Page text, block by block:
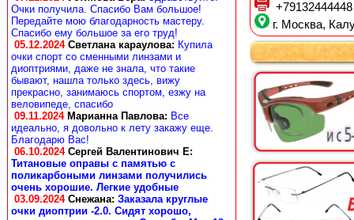
Очки получила. Спасибо Вам большое!
Передайте мою благодарность мастеру.
Спасибо ему большое за его труд!
05.12.2024 Светлана караулова: Купила
очки спорт со сменными линзами и
диоптриями, даже не знала, что такие
бывают, нашла только здесь, вижу
прекрасно, занимаюсь спортом, езжу на
веловипеде, спасибо
09.11.2024 Марианна Павлова: Все
идеально, я довольно к лету закажу еще.
Благодарю Вас!
06.10.2024 Сергей Валентинович Е:
Титановые оправы с памятью с
поликарбоными линзами получились
очень хорошие. Легкие удобные
03.09.2024 Снежана: Заказала круглые
очки диоптрии -2.0. Сидят хорошо,
+79132444448
г. Москва,